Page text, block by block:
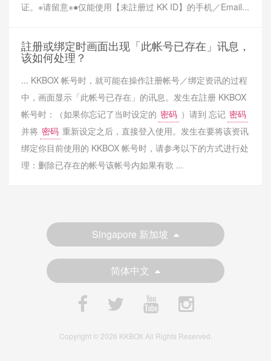
证。※请留意※●仅能使用【未註册过 KK ID】的手机／Email...
註册或绑定时画面出现「此帐号已存在」讯息，
该如何处理？
... KKBOX 帐号时，就可能在操作註册帐号／绑定资讯的过程
中，画面显示「此帐号已存在」的讯息。发生在註册 KKBOX
帐号时：（如果你忘记了当时设定的 密码 ）请到 忘记 密码
并将 密码 重新设定之后，直接登入使用。发生在要将该资讯
绑定你目前使用的 KKBOX 帐号时，请参考以下的方式进行处
理：删除已存在的帐号该帐号内如果有歌 ...
Singapore 新加坡
简体中文
Copyright © 2026 KKBOX All Rights Reserved.